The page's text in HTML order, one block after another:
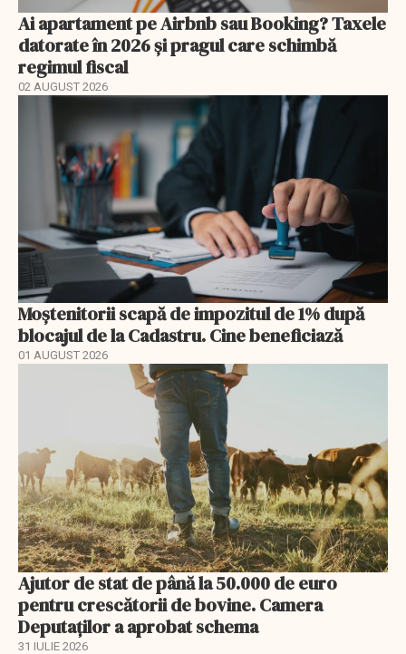
Ai apartament pe Airbnb sau Booking? Taxele
datorate în 2026 și pragul care schimbă
regimul fiscal
02 AUGUST 2026
Moștenitorii scapă de impozitul de 1% după
blocajul de la Cadastru. Cine beneficiază
01 AUGUST 2026
Ajutor de stat de până la 50.000 de euro
pentru crescătorii de bovine. Camera
Deputaților a aprobat schema
31 IULIE 2026